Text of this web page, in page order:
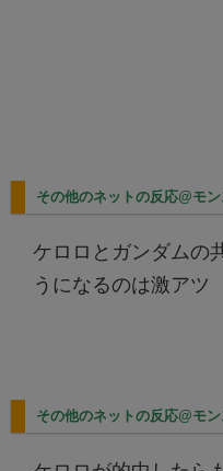
その他のネットの反応@モ
ケロロとガンダムの
うになるのは激アツ
その他のネットの反応@モ